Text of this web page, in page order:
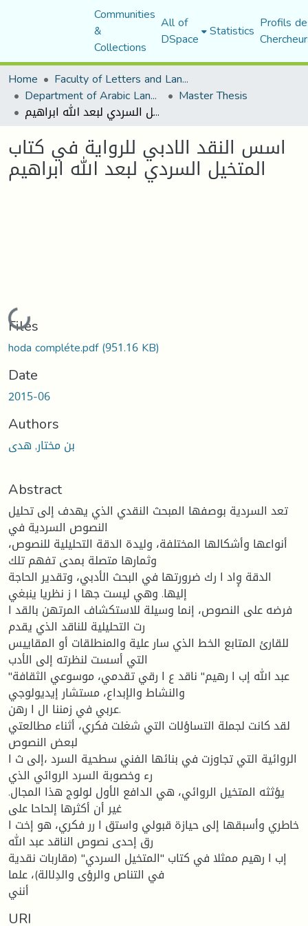
Communities
&
Collections
All of
DSpace Statistics Profils
Home
Faculty of Letters and Languages
Department of Arabic Language and Literature Master Thesis
اسس النقد الادبي للرواية في كتاب المتخيل السردي لبعد الله ابراهيم
اسس النقد الادبي للرواية في كتاب
المتخيل السردي لبعد الله ابراهيم
Loading...
Files
hoda compléte.pdf(951.16 KB)
Date
2015-06
Authors
بن مختار, هدى
Abstract
تعد السردیة بوصفها المبحث النقدي الذي یهدف إلى تحلیل
النصوص السردیة في
أنواعها وأشكالها المختلفة، ولیدة الدقة التحلیلیة للنصوص،
وثمارها متصلة بمدى تفهم تلك
الدقة وٕاد ا رك ضرورتها في البحث الأدبي، وتقدیر الحاجة
إلیها. وهي لیست جها ا ز نظریا ینبغي
فرضه على النصوص، إنما وسیلة للاستكشاف المرتهن بالقد ا
رت التحلیلیة للناقد الذي یقدم
للقارئ المتابع الخط الذي سار علیة والمنطلقات أو المقاییس
التي أسست لنظرته إلى الأدب
"عبد الله إب ا رهیم" ناقد ع ا رقي تقدمي، موسوعي الثقافة
والنشاط والإبداع، مستشار إیدیولوجي
عربي في زمننا ال ا رهن.
لقد كانت لجملة التساؤلات التي شغلت فكري، أثناء مطالعتي
لبعض النصوص
الروائیة التي تجاوزت في بنائها الفني سطحیة السرد ،إلى ث ا
رء وخصوبة السرد الروائي الذي
یؤثثه المتخیل الروائي، هي الدافع الأول لولوج هذا المجال.
غیر أن أكثرها إلحاحا على
خاطري وأسبقها إلى حیازة قبولي واستق ا رر فكري، هو إخت ا
رق إحدى نصوص الناقد عبد الله
إب ا رهیم ممثلا في كتاب "المتخیل السردي" (مقاربات نقدیة
في التناص والرؤى والدِلالة)، علما
أنني
URI